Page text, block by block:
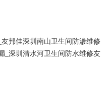
邦佳深圳南山卫生间防渗维修
_深圳清水河卫生间防水维修友